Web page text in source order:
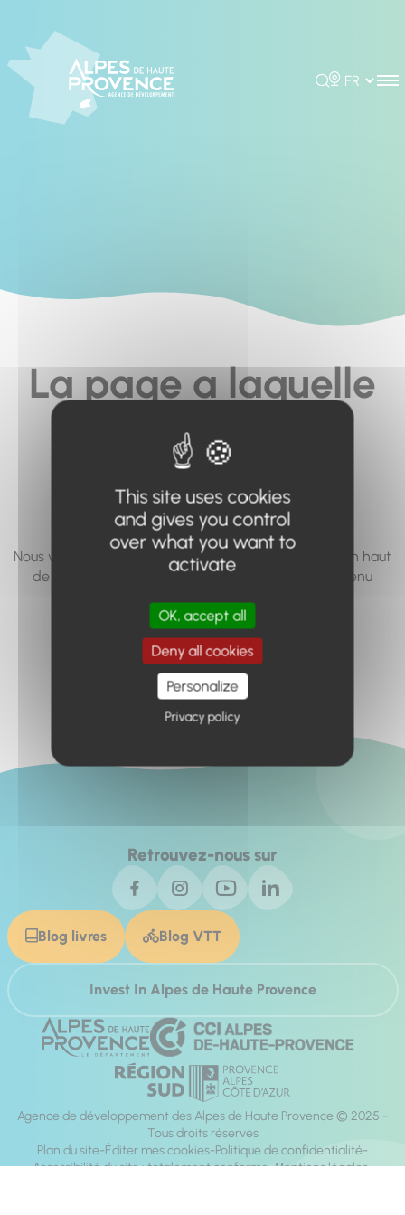
Rechercher
Choisir la
La page a laquelle
vous cherchez à
accéder n'existe
pas... ou plus.
Nous vous invitons à utiliser le moteur de recherche en haut
de page, ou à utiliser le menu pour trouver le contenu
Retour à l'accueil
Retrouvez-nous sur
Blog livres Blog VTT
Invest In Alpes de Haute Provence
Agence de développement des Alpes de Haute Provence © 2025 -
Tous droits réservés
Plan du site Éditer mes cookies Politique de confidentialité
Accessibilité du site : totalement conforme Mentions légales
This site uses cookies
and gives you control
over what you want to
activate
OK, accept all
Deny all cookies
Personalize
Privacy policy